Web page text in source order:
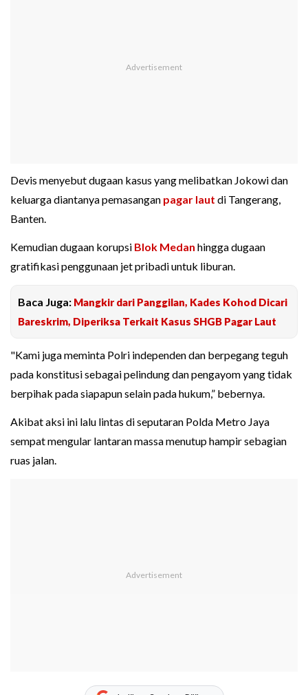
Devis menyebut dugaan kasus yang melibatkan Jokowi dan
keluarga diantanya pemasangan pagar laut di Tangerang,
Banten.
Kemudian dugaan korupsi Blok Medan hingga dugaan
gratifikasi penggunaan jet pribadi untuk liburan.
Baca Juga: Mangkir dari Panggilan, Kades Kohod Dicari
Bareskrim, Diperiksa Terkait Kasus SHGB Pagar Laut
"Kami juga meminta Polri independen dan berpegang teguh
pada konstitusi sebagai pelindung dan pengayom yang tidak
berpihak pada siapapun selain pada hukum,” bebernya.
Akibat aksi ini lalu lintas di seputaran Polda Metro Jaya
sempat mengular lantaran massa menutup hampir sebagian
ruas jalan.